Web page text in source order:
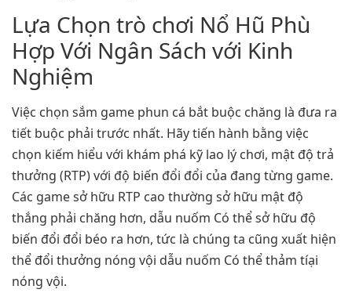
Lựa Chọn trò chơi Nổ Hũ Phù
Hợp Với Ngân Sách với Kinh
Nghiệm
Việc chọn sắm game phun cá bắt buộc chăng là đưa ra
tiết buộc phải trước nhất. Hãy tiến hành bằng việc
chọn kiếm hiểu với khám phá kỹ lao lý chơi, mật độ trả
thưởng (RTP) với độ biến đổi đổi của đang từng game.
Các game sở hữu RTP cao thường sở hữu mật độ
thắng phải chăng hơn, dẫu nuốm Có thể sở hữu độ
biến đổi đổi béo ra hơn, tức là chúng ta cũng xuất hiện
thể đổi thưởng nóng vội dẫu nuốm Có thể thảm tíại
nóng vội.